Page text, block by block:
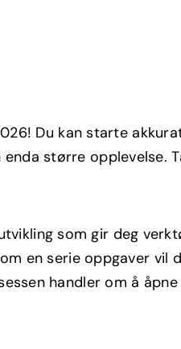
Du kan starte
større opplevelse.
som gir deg
en serie oppgaver
handler om å